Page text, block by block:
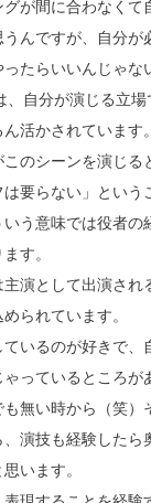
が間に合わなくて
んですが、自分が
ったらいいんじゃな
、自分が演じる立
活かされています
のシーンを演じる
要らない」という
う意味では役者の
す。
演として出演され
られています。
いるのが好きで、
っているところが
無い時から（笑）
演技も経験したら
います。